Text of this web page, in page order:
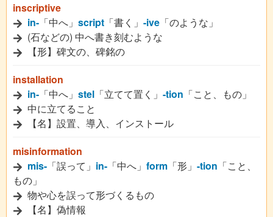
inscriptive
in- 「中へ」 script 「書く」 -ive 「のような」
(石などの) 中へ書き刻むような
【形】碑文の、碑銘の
installation
in- 「中へ」 stel 「立てて置く」 -tion 「こと、もの」
中に立てること
【名】設置、導入、インストール
misinformation
mis- 「誤って」 in- 「中へ」 form 「形」 -tion 「こと、
もの」
物や心を誤って形づくるもの
【名】偽情報